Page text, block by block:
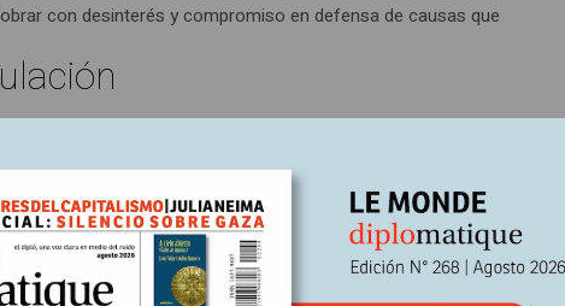
con desinterés y compromiso en defensa de causas que
de toda la publicación es impresionante. Cuando finalizas la
en una causa que no puedes abandonar, ni siquiera cuando
o hacer simples exposiciones sobre temas de total actualidad,